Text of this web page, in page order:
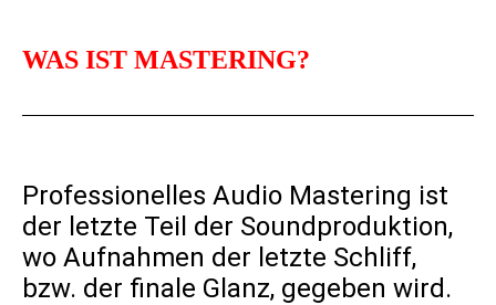
WAS IST MASTERING?
Professionelles Audio Mastering ist
der letzte Teil der Soundproduktion,
wo Aufnahmen der letzte Schliff,
bzw. der finale Glanz, gegeben wird.